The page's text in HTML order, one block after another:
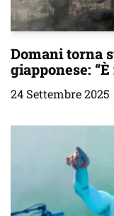
Domani torna
giapponese:
24 Settembre 2025